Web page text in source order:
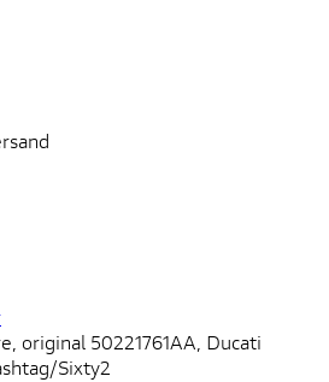
original 50221761AA, Ducati
Sixty2